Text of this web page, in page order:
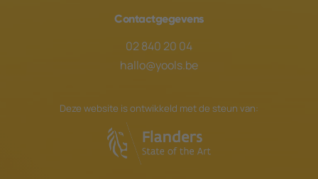
Contactgegevens
02 840 20 04
hallo@yools.be
Deze website is ontwikkeld met de steun van: